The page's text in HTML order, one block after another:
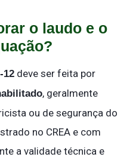
o laudo e o
12 deve ser feita por
, geralmente
ou de segurança do
no CREA e com
a validade técnica e